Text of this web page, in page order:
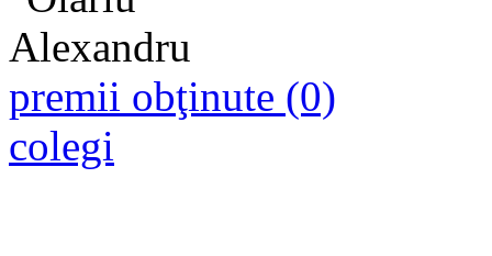
premii obţinute (0)
colegi